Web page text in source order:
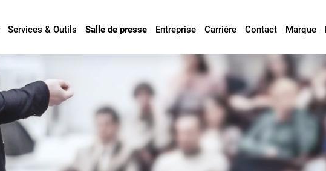
Services & Outils Salle de presse Entreprise Carrière Contact Marque